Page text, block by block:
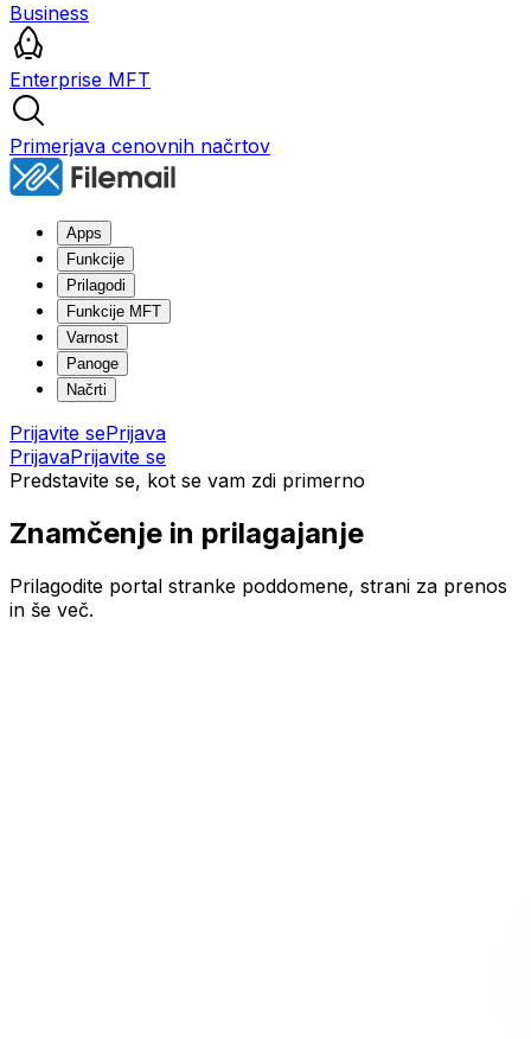
Business
Enterprise MFT
Primerjava cenovnih načrtov
Apps
Funkcije
Prilagodi
Funkcije MFT
Varnost
Panoge
Načrti
Prijavite sePrijava
PrijavaPrijavite se
Predstavite se, kot se vam zdi primerno
Znamčenje in prilagajanje
Prilagodite portal stranke poddomene, strani za prenos
in še več.